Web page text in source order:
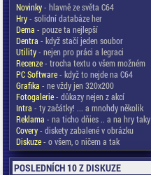
Novinky- hlavně ze světa C64
Hry- solidní databáze her
Dema - pouze ta nejlepší
Dentra - když stačí jeden soubor
Utility- nejen pro práci a legraci
Recenze- trocha textu o všem možném
PC Software- když to nejde na C64
Grafika - ne vždy jen 320x200
Fotogalerie- důkazy nejen z akcí
Intra - ty začátky! ... a mnohdy několik
Reklama - na ticho dňies .. a na hry taky
Covery- diskety zabalené v obrázku
Diskuze- o všem, o ničem a tak
POSLEDNÍCH 10 Z DISKUZE